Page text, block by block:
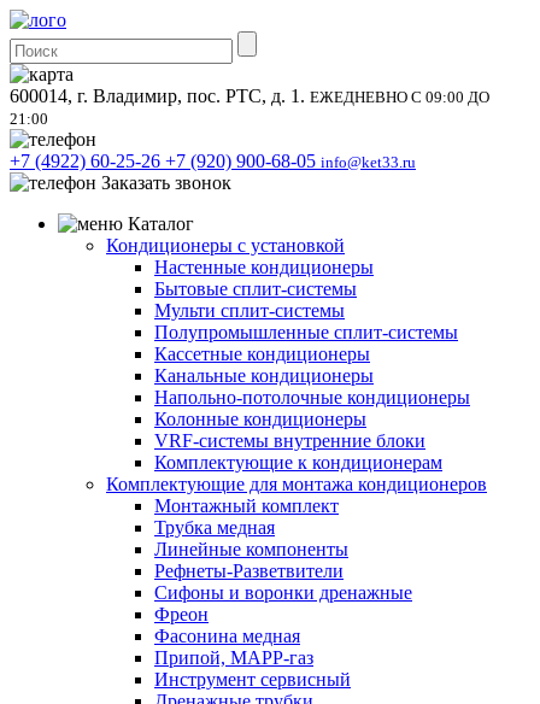
600014, г. Владимир, пос. РТС, д. 1. ЕЖЕДНЕВНО С 09:00 ДО
21:00
+7 (4922) 60-25-26 +7 (920) 900-68-05 info@ket33.ru
Заказать звонок
Каталог
Кондиционеры с установкой
Настенные кондиционеры
Бытовые сплит-системы
Мульти сплит-системы
Полупромышленные сплит-системы
Кассетные кондиционеры
Канальные кондиционеры
Напольно-потолочные кондиционеры
Колонные кондиционеры
VRF-системы внутренние блоки
Комплектующие к кондиционерам
Комплектующие для монтажа кондиционеров
Монтажный комплект
Трубка медная
Линейные компоненты
Рефнеты-Разветвители
Сифоны и воронки дренажные
Фреон
Фасонина медная
Припой, МАРР-газ
Инструмент сервисный